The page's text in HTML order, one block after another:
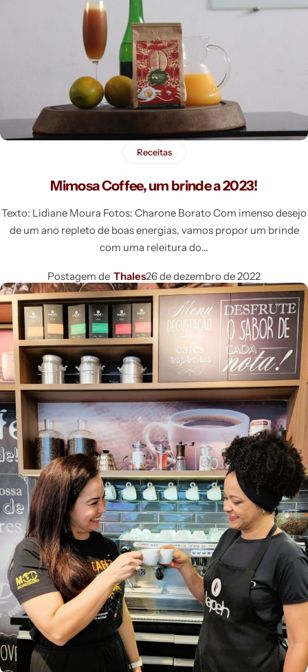
Receitas
Mimosa Coffee, um brinde a 2023!
Texto: Lidiane Moura Fotos: Charone Borato Com imenso desejo
de um ano repleto de boas energias, vamos propor um brinde
com uma releitura do
Postagem de Thales26 de dezembro de 2022